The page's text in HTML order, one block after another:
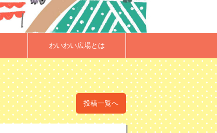
わいわい広場とは
投稿一覧へ